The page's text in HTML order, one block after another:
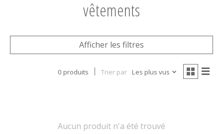
vêtements
Afficher les filtres
0 produits Trier par Les plus vus
Aucun produit n'a été trouvé